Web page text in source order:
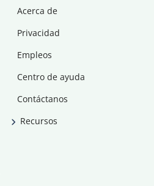
Acerca de
Privacidad
Empleos
Centro de ayuda
Contáctanos
Recursos